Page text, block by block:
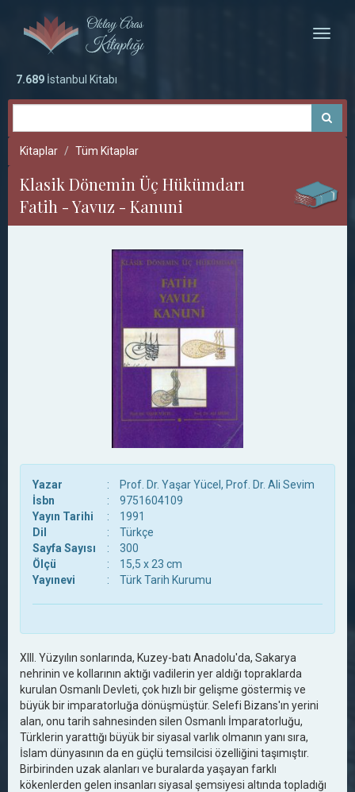
Toggle
7.689 İstanbul Kitabı
Kitaplar Tüm Kitaplar
Klasik Dönemin Üç Hükümdarı
Fatih - Yavuz - Kanuni
Yazar :
Prof. Dr. Yaşar Yücel, Prof. Dr. Ali Sevim
İsbn
:
9751604109
Yayın Tarihi
:
1991
Dil
:
Türkçe
Sayfa Sayısı
:
300
Ölçü
:
15,5 x 23 cm
Yayınevi
: Türk Tarih Kurumu
XIII. Yüzyılın sonlarında, Kuzey-batı Anadolu'da, Sakarya
nehrinin ve kollarının aktığı vadilerin yer aldığı topraklarda
kurulan Osmanlı Devleti, çok hızlı bir gelişme göstermiş ve
büyük bir imparatorluğa dönüşmüştür. Selefi Bizans'ın yerini
alan, onu tarih sahnesinden silen Osmanlı İmparatorluğu,
Türklerin yarattığı büyük bir siyasal varlık olmanın yanı sıra,
İslam dünyasının da en güçlü temsilcisi özelliğini taşımıştır.
Birbirinden uzak alanları ve buralarda yaşayan farklı
kökenlerden gelen insanları siyasal şemsiyesi altında topladığı